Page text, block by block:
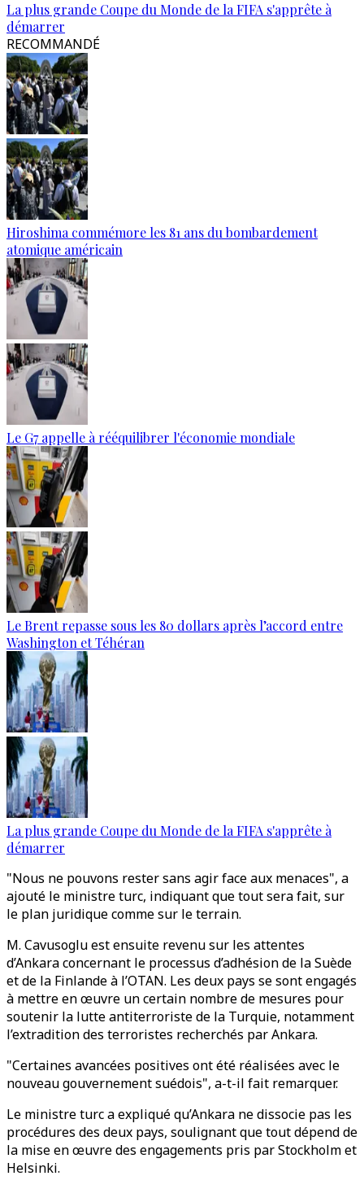
La plus grande Coupe du Monde de la FIFA s'apprête à
démarrer
RECOMMANDÉ
Hiroshima commémore les 81 ans du bombardement
atomique américain
Le G7 appelle à rééquilibrer l'économie mondiale
Le Brent repasse sous les 80 dollars après l’accord entre
Washington et Téhéran
La plus grande Coupe du Monde de la FIFA s'apprête à
démarrer
"Nous ne pouvons rester sans agir face aux menaces", a
ajouté le ministre turc, indiquant que tout sera fait, sur
le plan juridique comme sur le terrain.
M. Cavusoglu est ensuite revenu sur les attentes
d’Ankara concernant le processus d’adhésion de la Suède
et de la Finlande à l’OTAN. Les deux pays se sont engagés
à mettre en œuvre un certain nombre de mesures pour
soutenir la lutte antiterroriste de la Turquie, notamment
l’extradition des terroristes recherchés par Ankara.
"Certaines avancées positives ont été réalisées avec le
nouveau gouvernement suédois", a-t-il fait remarquer.
Le ministre turc a expliqué qu’Ankara ne dissocie pas les
procédures des deux pays, soulignant que tout dépend de
la mise en œuvre des engagements pris par Stockholm et
Helsinki.